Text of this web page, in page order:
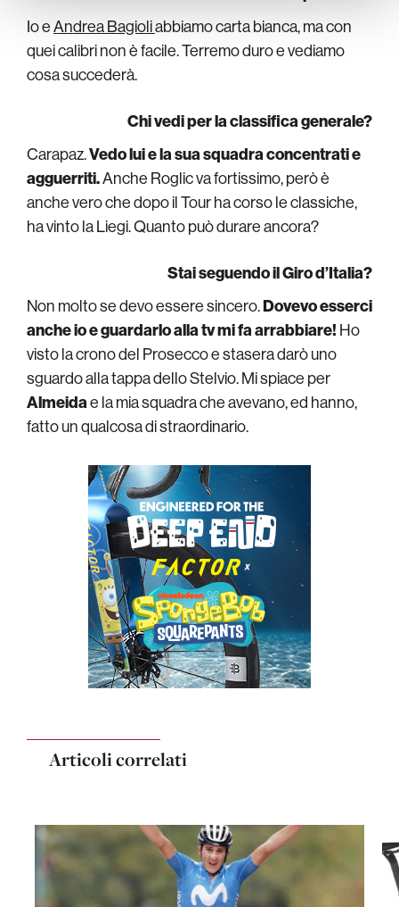
Io eAndrea Bagioliabbiamo carta bianca, ma con
quei calibri non è facile. Terremo duro e vediamo
cosa succederà.
Chi vedi per la classifica generale?
Carapaz.Vedo lui e la sua squadra concentrati e
agguerriti.Anche Roglic va fortissimo, però è
anche vero che dopo il Tour ha corso le classiche,
ha vinto la Liegi. Quanto può durare ancora?
Stai seguendo il Giro d’Italia?
Non molto se devo essere sincero.Dovevo esserci
anche io e guardarlo alla tv mi fa arrabbiare! Ho
visto la crono del Prosecco e stasera darò uno
sguardo alla tappa dello Stelvio. Mi spiace per
Almeidae la mia squadra che avevano, ed hanno,
fatto un qualcosa di straordinario.
Articoli correlati